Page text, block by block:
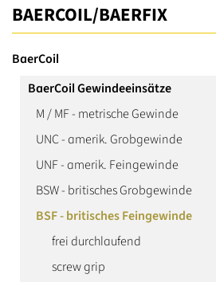
BAERCOIL/BAERFIX
BaerCoil
BaerCoil Gewindeeinsätze
M / MF - metrische Gewinde
UNC - amerik. Grobgewinde
UNF - amerik. Feingewinde
BSW - britisches Grobgewinde
BSF - britisches Feingewinde
frei durchlaufend
screw grip